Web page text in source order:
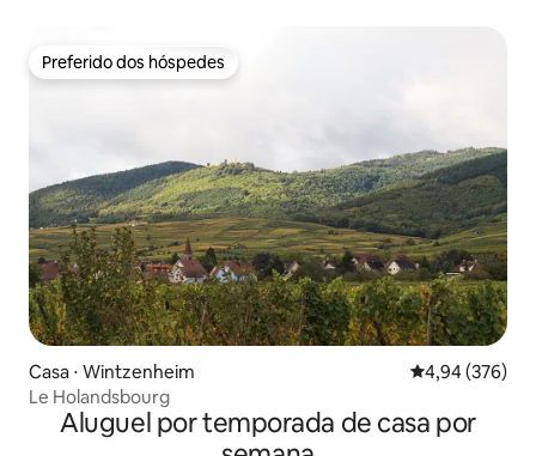
Preferido dos hóspedes
Preferido dos hóspedes
Casa ⋅ Wintzenheim 4,94 de uma
4,94 (376)
Le Holandsbourg
Aluguel por temporada de casa por